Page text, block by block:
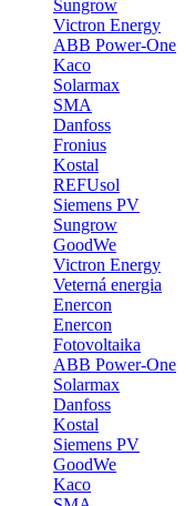
Sungrow
Victron Energy
ABB Power-One
Kaco
Solarmax
SMA
Danfoss
Fronius
Kostal
REFUsol
Siemens PV
Sungrow
GoodWe
Victron Energy
Veterná energia
Enercon
Enercon
Fotovoltaika
ABB Power-One
Solarmax
Danfoss
Kostal
Siemens PV
GoodWe
Kaco